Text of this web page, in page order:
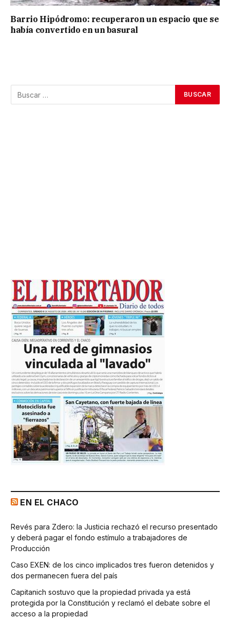
Barrio Hipódromo: recuperaron un espacio que se
había convertido en un basural
EN EL CHACO
Revés para Zdero: la Justicia rechazó el recurso presentado
y deberá pagar el fondo estímulo a trabajadores de
Producción
Caso EXEN: de los cinco implicados tres fueron detenidos y
dos permanecen fuera del país
Capitanich sostuvo que la propiedad privada ya está
protegida por la Constitución y reclamó el debate sobre el
acceso a la propiedad